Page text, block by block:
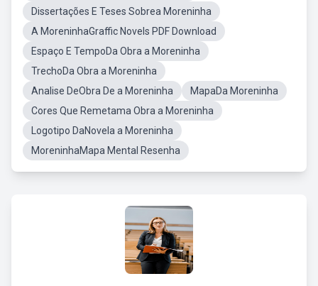
Dissertações E Teses Sobrea Moreninha
A MoreninhaGraffic Novels PDF Download
Espaço E TempoDa Obra a Moreninha
TrechoDa Obra a Moreninha
Analise DeObra De a Moreninha
MapaDa Moreninha
Cores Que Remetama Obra a Moreninha
Logotipo DaNovela a Moreninha
MoreninhaMapa Mental Resenha